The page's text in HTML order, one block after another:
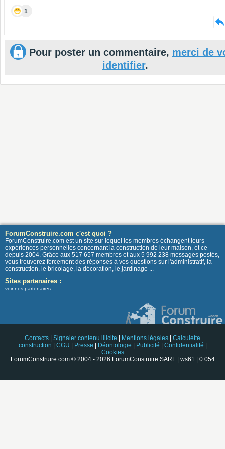
1
Pour poster un commentaire, merci de
identifier.
ForumConstruire.com c'est quoi ?
ForumConstruire.com est un site sur lequel les membres échangent leurs
expériences personnelles concernant la construction de leur maison, et ce
depuis 2004. Grâce aux 517 657 membres et aux 5 992 238 messages postés,
vous trouverez forcement des réponses à vos questions sur l'administratif, la
construction, le bricolage, la décoration, le jardinage ...
Sites partenaires :
voir nos partenaires
Contacts Signaler contenu illicite Mentions légales
Calculette
construction
CGU Presse Déontologie Publicité Confidentialité
Cookies
ForumConstruire.com © 2004 - 2026 ForumConstruire SARL | ws61 | 0.054